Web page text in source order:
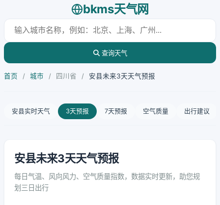
bkms天气网
查询天气
首页 / 城市 / 四川省 / 安县未来3天天气预报
安县实时天气 3天预报 7天预报 空气质量 出行建议
安县未来3天天气预报
每日气温、风向风力、空气质量指数，数据实时更新，助您规
划三日出行